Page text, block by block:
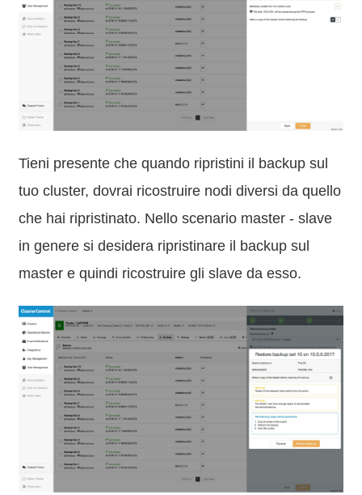
Tieni presente che quando ripristini il backup sul
tuo cluster, dovrai ricostruire nodi diversi da quello
che hai ripristinato. Nello scenario master - slave
in genere si desidera ripristinare il backup sul
master e quindi ricostruire gli slave da esso.